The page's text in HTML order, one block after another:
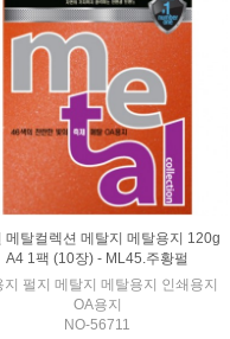
메탈컬렉션 메탈지 메탈용지 120g
A4 1팩 (10장) - ML45.주황펄
지 펄지 메탈지 메탈용지 인쇄용지
OA용지
NO-56711